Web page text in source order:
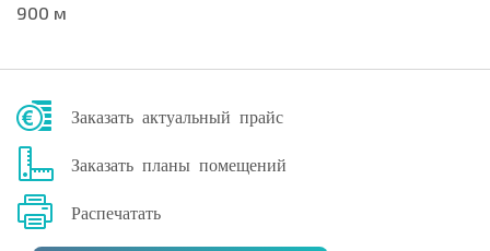
900 м
Заказать актуальный прайс
Заказать планы помещений
Распечатать